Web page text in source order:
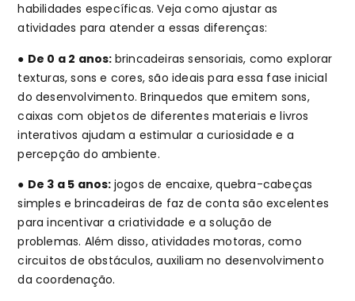
habilidades específicas. Veja como ajustar as
atividades para atender a essas diferenças:
● De 0 a 2 anos: brincadeiras sensoriais, como explorar
texturas, sons e cores, são ideais para essa fase inicial
do desenvolvimento. Brinquedos que emitem sons,
caixas com objetos de diferentes materiais e livros
interativos ajudam a estimular a curiosidade e a
percepção do ambiente.
● De 3 a 5 anos: jogos de encaixe, quebra-cabeças
simples e brincadeiras de faz de conta são excelentes
para incentivar a criatividade e a solução de
problemas. Além disso, atividades motoras, como
circuitos de obstáculos, auxiliam no desenvolvimento
da coordenação.